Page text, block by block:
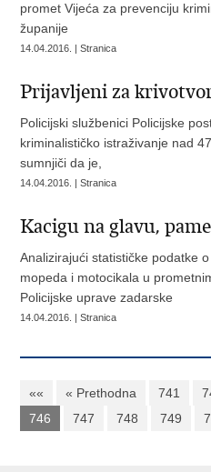
promet Vijeća za prevenciju
županije
14.04.2016. | Stranica
Prijavljeni za
Policijski službenici Policijske
kriminalističko istraživanje nad
sumnjiči da je,
14.04.2016. | Stranica
Kacigu na glavu,
Analizirajući statističke podatke
mopeda i motocikala u
Policijske uprave zadarske
14.04.2016. | Stranica
«« « Prethodna 741
746
747 748 749